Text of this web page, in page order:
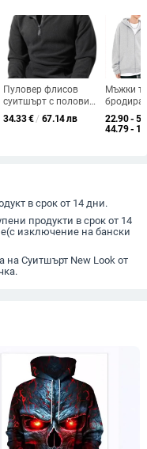
Пуловер флисов
суитшърт с половин
цип, дълги ръкави,
свободна кройка, без
34.33€ / 67.14 лв
Мъжки
качулка,
22.90 -
44.79 -
в срок от 14 дни.
продукти в срок от 14
изключение на бански
на Суитшърт New Look от